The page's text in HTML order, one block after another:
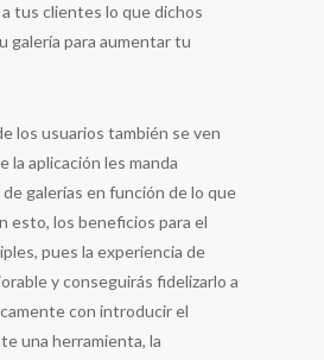
tus clientes lo que dichos
galería para aumentar tu
los usuarios también se ven
la aplicación les manda
galerías en función de lo que
esto, los beneficios para el
pues la experiencia de
y conseguirás fidelizarlo a
con introducir el
una herramienta, la